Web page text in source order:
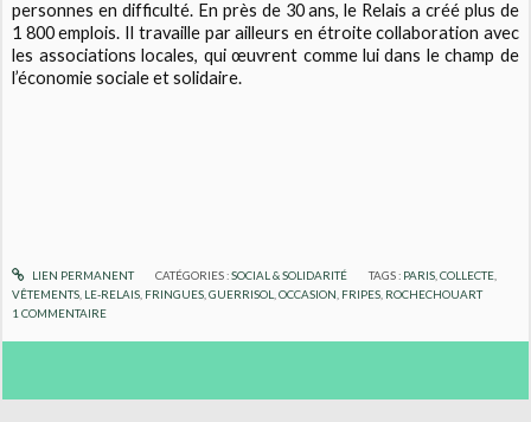
personnes en difficulté. En près de 30 ans, le Relais a créé plus de
1 800 emplois. Il travaille par ailleurs en étroite collaboration avec
les associations locales, qui œuvrent comme lui dans le champ de
l’économie sociale et solidaire.
LIEN PERMANENT CATÉGORIES :SOCIAL & SOLIDARITÉ TAGS : PARIS ,COLLECTE
VÊTEMENTS LE-RELAIS FRINGUES ,GUERRISOL ,OCCASION FRIPES ROCHECHOUART
1 COMMENTAIRE